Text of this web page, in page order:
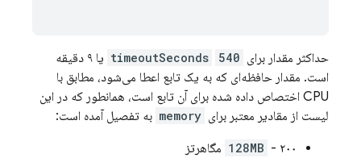
حداکثر مقدار برای timeoutSeconds 540
یا ۹ دقیقه
است. مقدار حافظه‌ای که به یک تابع اعطا می‌شود، مطابق با
CPU اختصاص داده شده برای آن تابع است، همانطور که در این
لیست از مقادیر معتبر برای memory به تفصیل آمده است:
128MB - ۲۰۰ مگاهرتز